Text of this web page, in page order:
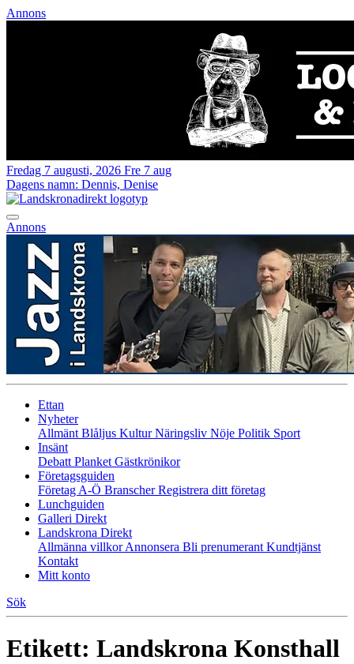
Annons
Fredag 7 augusti, 2026 Fre 7 aug
Dagens namn: Dennis, Denise
Annons
Ettan
Nyheter
Allmänt Blåljus KulturNäringsliv Nöje Politik Sport
Insänt
Debatt Planket Gästkrönikor
Företagsguiden
Företag A-Ö BranscherRegistrera ditt företag
Lunchguiden
Galleri Direkt
Landskrona Direkt
Allmänna villkorAnnonsera Bli prenumerant Kundtjänst
Kontakt
Mitt konto
Sök
Etikett: Landskrona Konsthall